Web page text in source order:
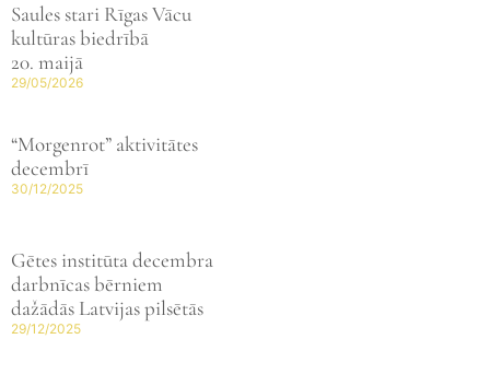
Saules stari Rīgas Vācu
kultūras biedrībā
20. maijā
29/05/2026
“Morgenrot” aktivitātes
decembrī
30/12/2025
Gētes institūta decembra
darbnīcas bērniem
dažādās Latvijas pilsētās
29/12/2025